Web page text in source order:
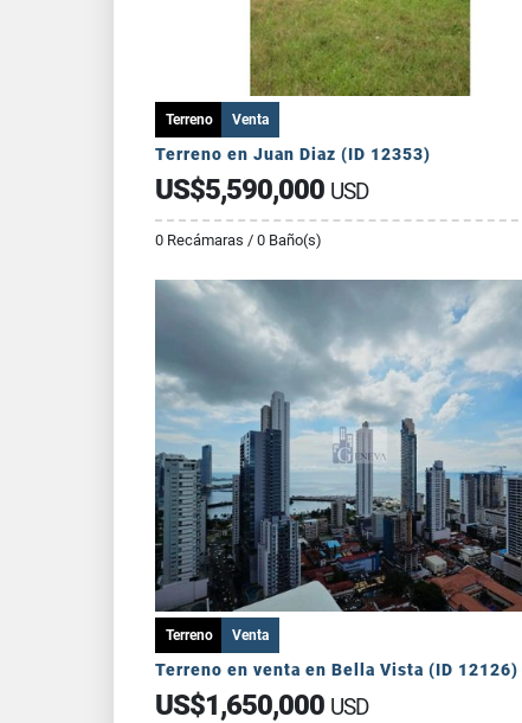
Terreno Venta
Terreno en Juan Diaz (ID 12353)
US$5,590,000 USD
0 Recámaras / 0 Baño(s)
Terreno Venta
Terreno en venta en Bella Vista (ID 12126)
US$1,650,000 USD